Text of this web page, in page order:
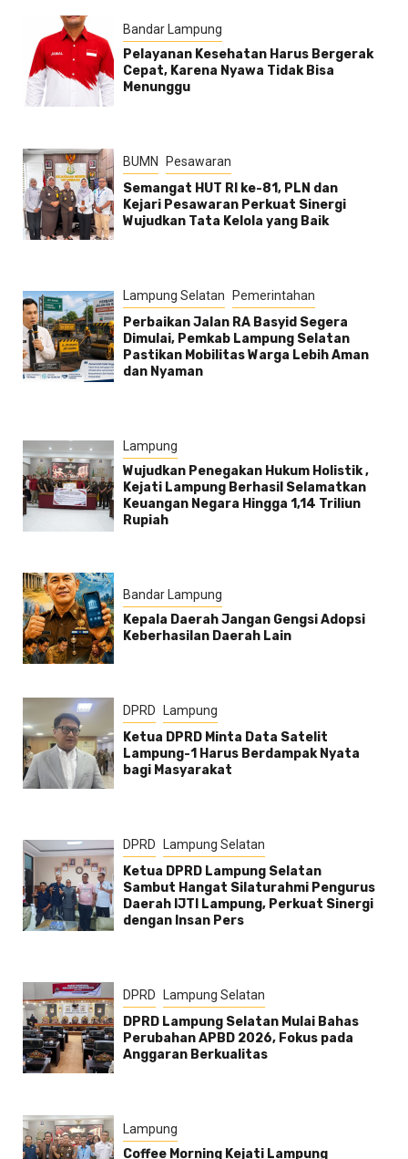
Bandar Lampung
Pelayanan Kesehatan Harus Bergerak
Cepat, Karena Nyawa Tidak Bisa
Menunggu
BUMN Pesawaran
Semangat HUT RI ke-81, PLN dan
Kejari Pesawaran Perkuat Sinergi
Wujudkan Tata Kelola yang Baik
Lampung Selatan Pemerintahan
Perbaikan Jalan RA Basyid Segera
Dimulai, Pemkab Lampung Selatan
Pastikan Mobilitas Warga Lebih Aman
dan Nyaman
Lampung
Wujudkan Penegakan Hukum Holistik ,
Kejati Lampung Berhasil Selamatkan
Keuangan Negara Hingga 1,14 Triliun
Rupiah
Bandar Lampung
Kepala Daerah Jangan Gengsi Adopsi
Keberhasilan Daerah Lain
DPRD Lampung
Ketua DPRD Minta Data Satelit
Lampung-1 Harus Berdampak Nyata
bagi Masyarakat
DPRD Lampung Selatan
Ketua DPRD Lampung Selatan
Sambut Hangat Silaturahmi Pengurus
Daerah IJTI Lampung, Perkuat Sinergi
dengan Insan Pers
DPRD Lampung Selatan
DPRD Lampung Selatan Mulai Bahas
Perubahan APBD 2026, Fokus pada
Anggaran Berkualitas
Lampung
Coffee Morning Kejati Lampung